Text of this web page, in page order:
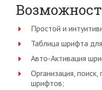
Простой и
Таблица шрифта
Авто-Активация
Организация,
шрифтов;